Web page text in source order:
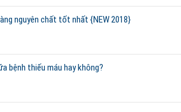
nguyên chất tốt nhất {NEW 2018}
bệnh thiếu máu hay không?